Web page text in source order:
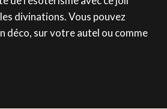
divinations. Vous pouvez
déco, sur votre autel ou comme